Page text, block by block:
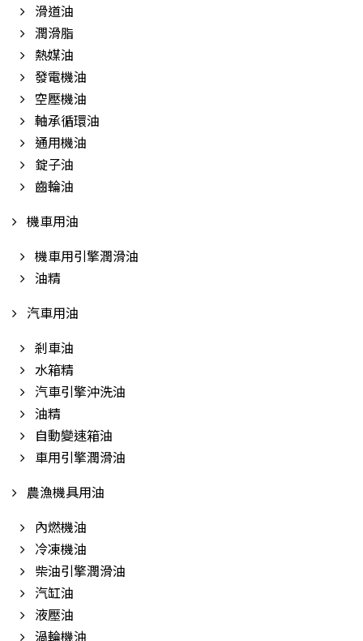
滑道油
潤滑脂
熱媒油
發電機油
空壓機油
軸承循環油
通用機油
錠子油
齒輪油
機車用油
機車用引擎潤滑油
油精
汽車用油
剎車油
水箱精
汽車引擎沖洗油
油精
自動變速箱油
車用引擎潤滑油
農漁機具用油
內燃機油
冷凍機油
柴油引擎潤滑油
汽缸油
液壓油
渦輪機油